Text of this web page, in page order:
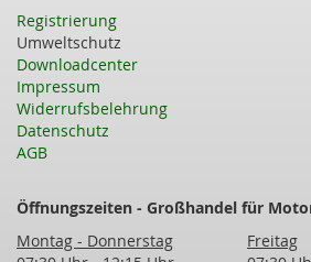
Registrierung
Umweltschutz
Downloadcenter
Impressum
Widerrufsbelehrung
Datenschutz
AGB
Öffnungszeiten - Großhandel für
Montag - Donnerstag
Freitag